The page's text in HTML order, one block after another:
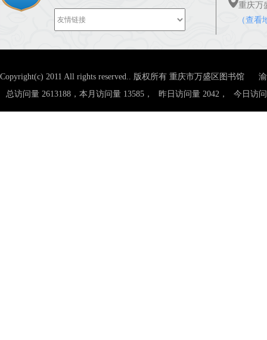
重庆万
（查看
Copyright(c) 2011 All rights reserved.. 版权所有 重庆市万盛区图书馆
总访问量 2613188，本月访问量 13585，
昨日访问量 2042， 今日访